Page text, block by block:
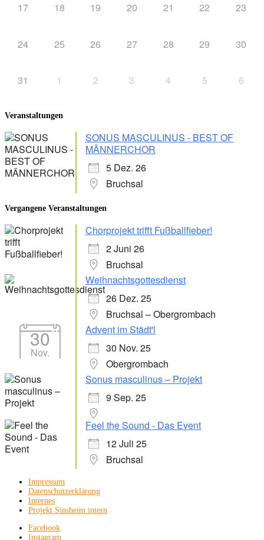
17 18 19 20 21 22 23
24 25 26 27 28 29 30
31 1 2 3 4 5 6
Veranstaltungen
SONUS MASCULINUS - BEST OF
MÄNNERCHOR
5 Dez. 26
Bruchsal
Vergangene Veranstaltungen
Chorprojekt trifft Fußballfieber!
2 Juni 26
Bruchsal
Weihnachtsgottesdienst
26 Dez. 25
Bruchsal – Obergrombach
30
Nov.
Advent im Städt'l
30 Nov. 25
Obergrombach
Sonus masculinus – Projekt
9 Sep. 25
Feel the Sound - Das Event
12 Juli 25
Bruchsal
Impressum
Datenschutzerklärung
Internes
Projekt Sinsheim intern
Facebook
Instagram